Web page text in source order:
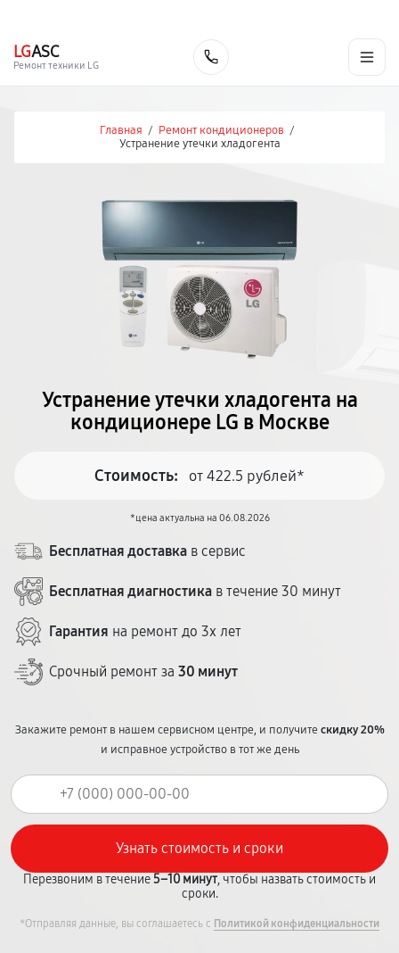
LGASC
Ремонт техники LG
Главная / Ремонт кондиционеров /
Устранение утечки хладогента
Устранение утечки хладогента на
кондиционере LG в Москве
Стоимость: от 422.5 рублей*
*цена актуальна на 06.08.2026
Бесплатная доставка в сервис
Бесплатная диагностика в течение 30 минут
Гарантия на ремонт до 3х лет
Срочный ремонт за 30 минут
Закажите ремонт в нашем сервисном центре, и получитескидку 20%
и исправное устройство в тот же день
Перезвоним в течение 5–10 минут, чтобы назвать стоимость и
сроки.
*Отправляя данные, вы соглашаетесь с Политикой конфиденциальности